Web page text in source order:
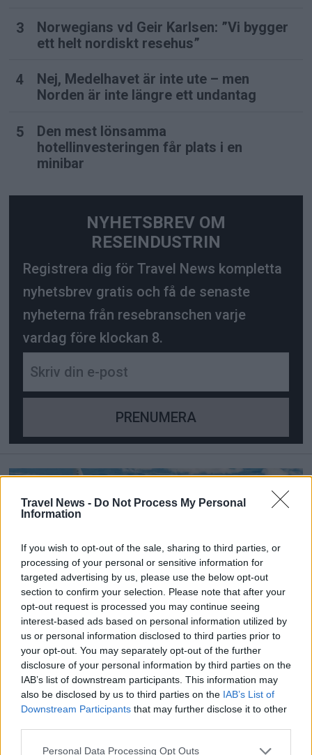
Travel News - Do Not Process My Personal
Information
If you wish to opt-out of the sale, sharing to third parties, or
processing of your personal or sensitive information for
targeted advertising by us, please use the below opt-out
section to confirm your selection. Please note that after your
opt-out request is processed you may continue seeing
interest-based ads based on personal information utilized by
us or personal information disclosed to third parties prior to
your opt-out. You may separately opt-out of the further
disclosure of your personal information by third parties on the
IAB’s list of downstream participants. This information may
also be disclosed by us to third parties on the IAB’s List of
Downstream Participants that may further disclose it to other
Personal Data Processing Opt Outs
Norwegians vd Geir Karlsen: ”Vi bygger
ett helt nordiskt resehus”
Nej, Medelhavet är inte ute – men
Norden är inte längre ett undantag
Den mest lönsamma
hotellinvesteringen får plats i en
minibar
NYHETSBREV OM
RESEINDUSTRIN
Registrera dig för Travel News kompletta
nyhetsbrev gratis och få de senaste
nyheterna från resebranschen varje
vardag före klockan 8.
KARRIÄR
Försvarsstaben söker en
Travel Manager med
inriktning mot
personresor